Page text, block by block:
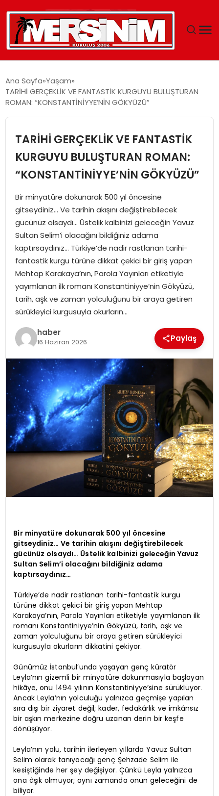
YAŞAM
EĞITIM
SPOR
EKONOMI
MAGAZIN
DÜNYA
OTOMOBIL
Ana Sayfa Yaşam
TARİHİ GERÇEKLİK VE FANTASTİK KURGUYU BULUŞTURAN
ROMAN: “KONSTANTİNİYYE’NİN GÖKYÜZÜ”
TARİHİ GERÇEKLİK VE FANTASTİK
KURGUYU BULUŞTURAN ROMAN:
“KONSTANTİNİYYE’NİN GÖKYÜZÜ”
Bir minyatüre dokunarak 500 yıl öncesine
gitseydiniz… Ve tarihin akışını değiştirebilecek
gücünüz olsaydı… Üstelik kalbinizi geleceğin Yavuz
Sultan Selim’i olacağını bildiğiniz adama
kaptırsaydınız… Türkiye’de nadir rastlanan tarihi-
fantastik kurgu türüne dikkat çekici bir giriş yapan
Mehtap Karakaya’nın, Parola Yayınları etiketiyle
yayımlanan ilk romanı Konstantiniyye’nin Gökyüzü,
tarih, aşk ve zaman yolculuğunu bir araya getiren
sürükleyici kurgusuyla okurların…
haber
16 Haziran 2026 Paylaş
Bir minyatüre dokunarak 500 yıl öncesine
gitseydiniz… Ve tarihin akışını değiştirebilecek
gücünüz olsaydı… Üstelik kalbinizi geleceğin Yavuz
Sultan Selim’i olacağını bildiğiniz adama
kaptırsaydınız…
Türkiye’de nadir rastlanan tarihi-fantastik kurgu
türüne dikkat çekici bir giriş yapan Mehtap
Karakaya’nın, Parola Yayınları etiketiyle yayımlanan ilk
romanı Konstantiniyye’nin Gökyüzü, tarih, aşk ve
zaman yolculuğunu bir araya getiren sürükleyici
kurgusuyla okurların dikkatini çekiyor.
Günümüz İstanbul’unda yaşayan genç küratör
Leyla’nın gizemli bir minyatüre dokunmasıyla başlayan
hikâye, onu 1494 yılının Konstantiniyye’sine sürüklüyor.
Ancak Leyla’nın yolculuğu yalnızca geçmişe yapılan
sıra dışı bir ziyaret değil; kader, fedakârlık ve imkânsız
bir aşkın merkezine doğru uzanan derin bir keşfe
dönüşüyor.
Leyla’nın yolu, tarihin ilerleyen yıllarda Yavuz Sultan
Selim olarak tanıyacağı genç Şehzade Selim ile
kesiştiğinde her şey değişiyor. Çünkü Leyla yalnızca
ona âşık olmuyor; aynı zamanda onun geleceğini de
biliyor.